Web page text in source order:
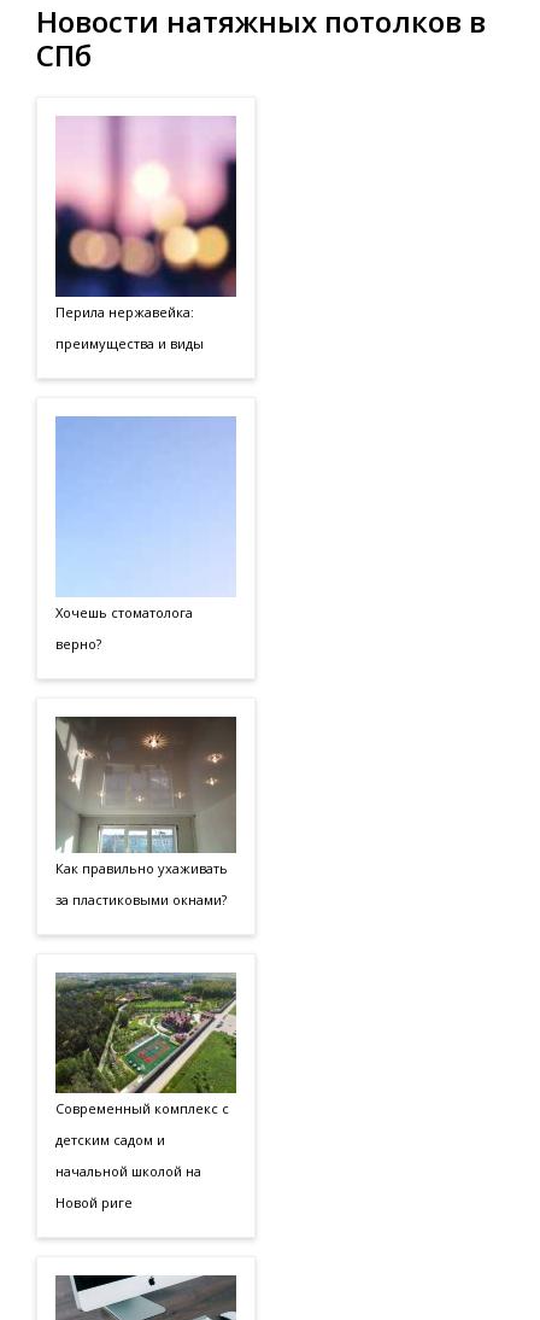
Новости натяжных потолков в
СПб
Перила нержавейка:
преимущества и виды
Хочешь стоматолога
верно?
Как правильно ухаживать
за пластиковыми окнами?
Современный комплекс с
детским садом и
начальной школой на
Новой риге